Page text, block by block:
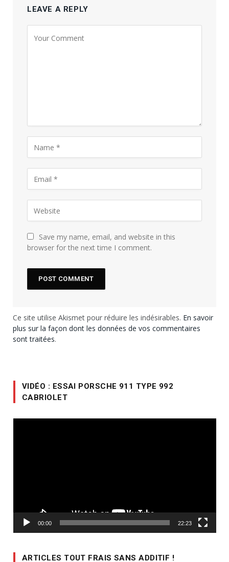
LEAVE A REPLY
Save my name, email, and website in this
browser for the next time I comment.
Ce site utilise Akismet pour réduire les indésirables. En savoir
plus sur la façon dont les données de vos commentaires
sont traitées.
VIDÉO : ESSAI PORSCHE 911 TYPE 992
CABRIOLET
00:00 22:23
ARTICLES TOUT FRAIS SANS ADDITIF !